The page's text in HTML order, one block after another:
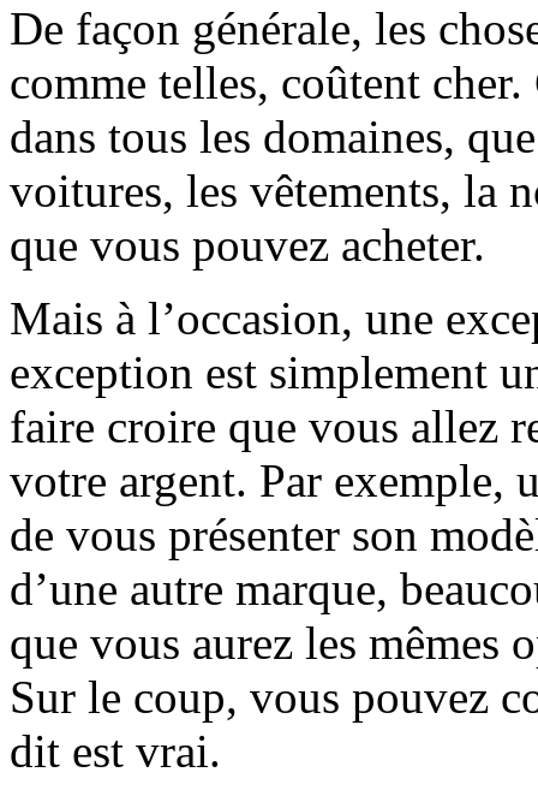
De façon générale, les
comme telles, coûtent
dans tous les domaines,
voitures, les vêtements, la
que vous pouvez acheter.
Mais à l’occasion, une
exception est simplement
faire croire que vous allez
votre argent. Par exemple,
de vous présenter son
d’une autre marque,
que vous aurez les
Sur le coup, vous pouvez
dit est vrai.